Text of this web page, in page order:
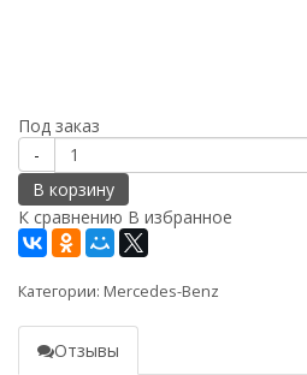
Под заказ
-
В корзину
К сравнению В избранное
Категории: Mercedes-Benz
Отзывы